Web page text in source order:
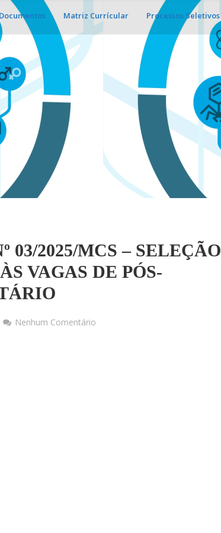
Documentos Matriz Currícular Processos Seletivos
2025/MCS – SELEÇÃO
VAGAS DE PÓS-
Nenhum Comentário